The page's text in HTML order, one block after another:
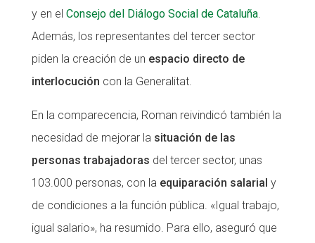
y en el Consejo del Diálogo Social de Cataluña.
Además, los representantes del tercer sector
piden la creación de un espacio directo de
interlocución con la Generalitat.
En la comparecencia, Roman reivindicó también la
necesidad de mejorar la situación de las
personas trabajadoras del tercer sector, unas
103.000 personas, con la equiparación salarial y
de condiciones a la función pública. «Igual trabajo,
igual salario», ha resumido. Para ello, aseguró que